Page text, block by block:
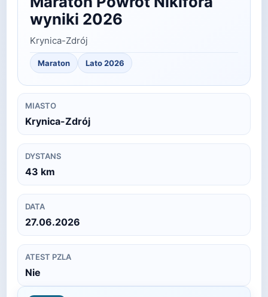
wyniki 2026
Krynica-Zdrój
Maraton Lato2026
MIASTO
Krynica-Zdrój
DYSTANS
43 km
DATA
27.06.2026
ATEST PZLA
Nie